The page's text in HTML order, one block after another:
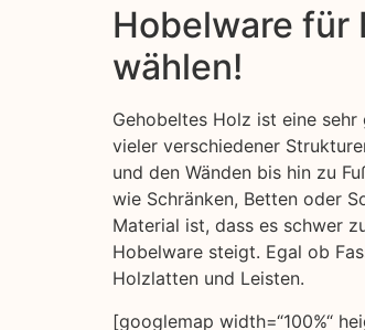
Hobelware für
wählen!
Gehobeltes Holz ist eine
vieler verschiedener
und den Wänden bis hin zu
wie Schränken, Betten oder
Material ist, dass es schwer
Hobelware steigt. Egal ob
Holzlatten und Leisten.
[googlemap width=“100%“